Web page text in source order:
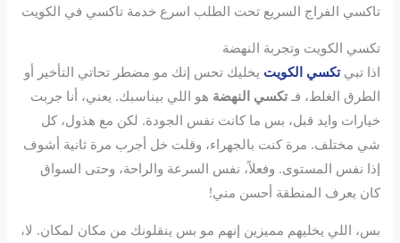
تاكسي الفراج السريع تحت الطلب اسرع خدمة تاكسي في الكويت
تكسي الكويت وتجربة النهضة
اذا تبيتكسي الكويت يخليك تحس إنك مو مضطر تحاتي التأخير أو
الطرق الغلط، فـتكسي النهضة هو اللي بيناسبك. يعني، أنا جربت
خيارات وايد قبل، بس ما كانت نفس الجودة. لكن مع هذول، كل
شي مختلف. مرة كنت بالجهراء، وقلت خل أجرب مرة ثانية أشوف
إذا نفس المستوى. وفعلاً، نفس السرعة والراحة، وحتى السواق
كان يعرف المنطقة أحسن مني!
بس، اللي يخليهم مميزين إنهم مو بس ينقلونك من مكان لمكان. لا،